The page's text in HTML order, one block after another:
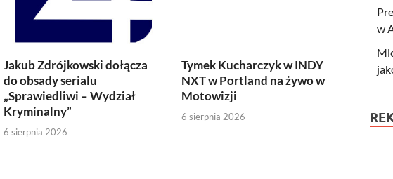
Jakub Zdrójkowski dołącza
do obsady serialu
„Sprawiedliwi – Wydział
Kryminalny”
6 sierpnia 2026
Tymek Kucharczyk w INDY
NXT w Portland na żywo w
Motowizji
6 sierpnia 2026
w